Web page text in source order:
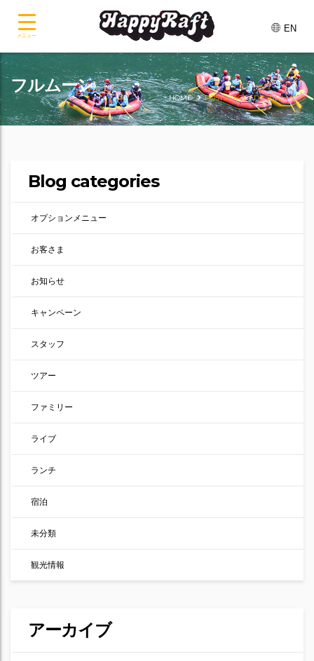
EN
フルムーン
HOME POSTS TAGGED "フルムーン"
Blog categories
オプションメニュー
お客さま
お知らせ
キャンペーン
スタッフ
ツアー
ファミリー
ライブ
ランチ
宿泊
未分類
観光情報
アーカイブ
メニュー